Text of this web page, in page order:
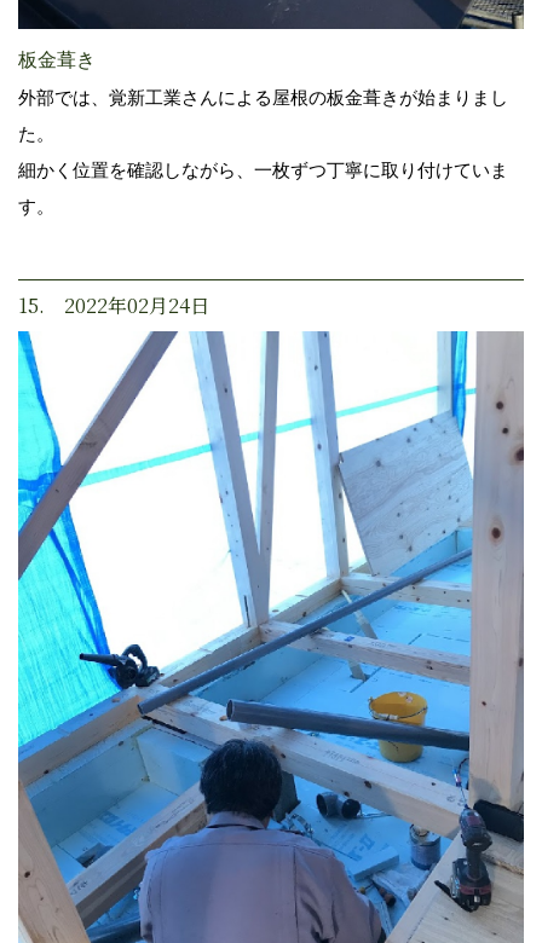
板金葺き
外部では、覚新工業さんによる屋根の板金葺きが始まりまし
た。
細かく位置を確認しながら、一枚ずつ丁寧に取り付けていま
す。
15. 2022年02月24日